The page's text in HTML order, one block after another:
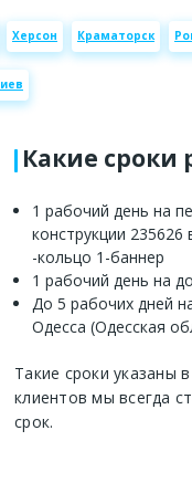
Херсон Краматорск
Какие
1 рабочий день на
конструкции
-кольцо 1-баннер
1 рабочий день на
До 5 рабочих дней
Одесса (Одесская
Такие сроки указаны
клиентов мы всегда
срок.